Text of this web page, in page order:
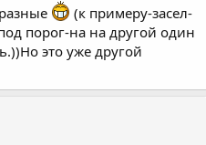
(к примеру-засел-
порог-на на другой один
это уже другой